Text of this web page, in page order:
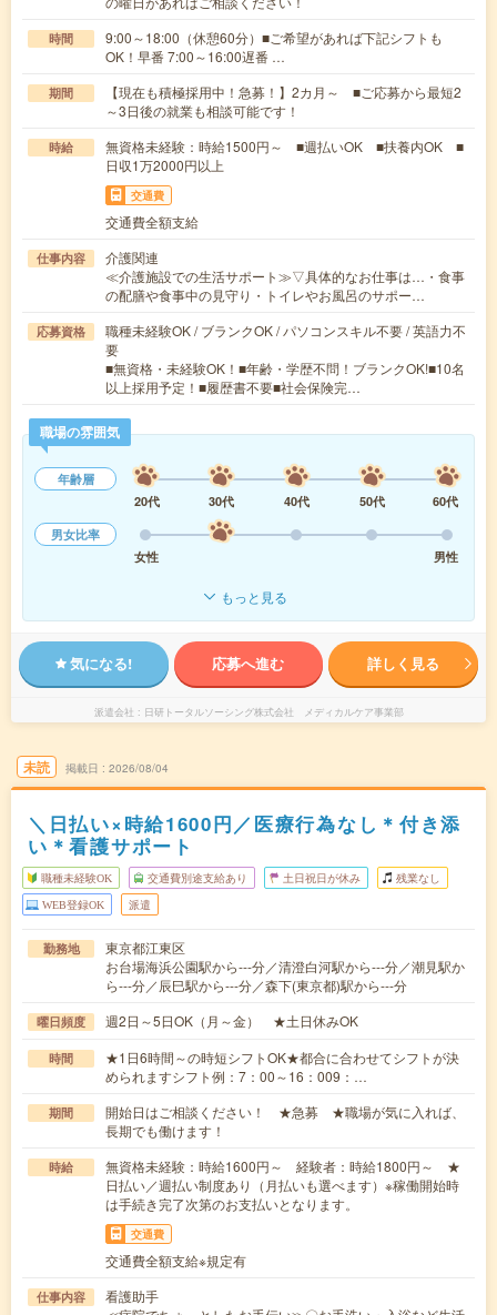
時間
9:00～18:00（休憩60分）■ご希望があれば下記シフトも
OK！早番 7:00～16:00遅番 …
期間
【現在も積極採用中！急募！】2カ月～ ■ご応募から最短2
～3日後の就業も相談可能です！
時給
無資格未経験：時給1500円～ ■週払いOK ■扶養内OK ■
日収1万2000円以上
交通費
交通費全額支給
仕事内容
介護関連
≪介護施設での生活サポート≫▽具体的なお仕事は…・食事
の配膳や食事中の見守り・トイレやお風呂のサポー…
応募資格
職種未経験OK / ブランクOK / パソコンスキル不要 / 英語力不
要
■無資格・未経験OK！■年齢・学歴不問！ブランクOK!■10名
以上採用予定！■履歴書不要■社会保険完…
職場の雰囲気
年齢層
20代
30代 40代 50代
60代
男女比率
女性
男性
もっと見る
気になる! 応募へ進む 詳しく見る
派遣会社 日研トータルソーシング株式会社 メディカルケア事業部
未読 掲載日 2026/08/04
＼日払い×時給1600円／医療行為なし＊付き添
い＊看護サポート
職種未経験OK 交通費別途支給あり 土日祝日が休み 残業なし
WEB登録OK 派遣
勤務地
東京都江東区
お台場海浜公園駅から---分／清澄白河駅から---分／潮見駅か
ら---分／辰巳駅から---分／森下(東京都)駅から---分
曜日頻度 週2日～5日OK（月～金） ★土日休みOK
時間
★1日6時間～の時短シフトOK★都合に合わせてシフトが決
められますシフト例：7：00～16：009：…
期間
開始日はご相談ください！ ★急募 ★職場が気に入れば、
長期でも働けます！
時給
無資格未経験：時給1600円～ 経験者：時給1800円～ ★
日払い／週払い制度あり（月払いも選べます）※稼働開始時
は手続き完了次第のお支払いとなります。
交通費
交通費全額支給※規定有
仕事内容
看護助手